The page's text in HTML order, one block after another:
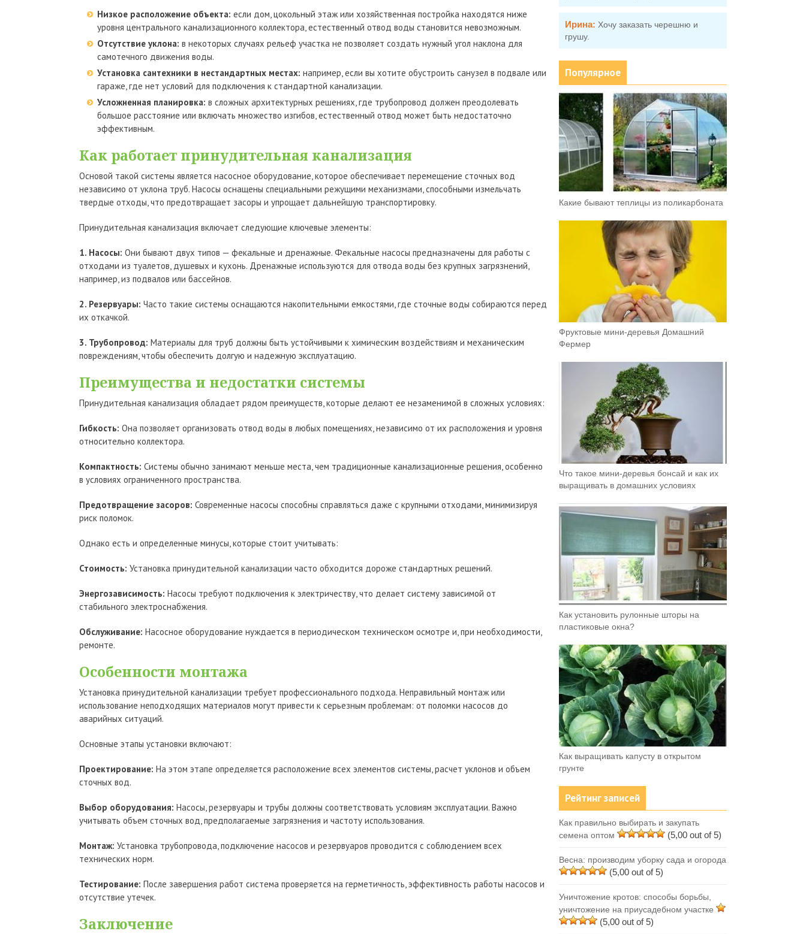
Низкое расположение объекта: если дом, цокольный этаж или хозяйственная постройка находятся ниже
уровня центрального канализационного коллектора, естественный отвод воды становится невозможным.
Отсутствие уклона: в некоторых случаях рельеф участка не позволяет создать нужный угол наклона для
самотечного движения воды.
Установка сантехники в нестандартных местах: например, если вы хотите обустроить санузел в подвале или
гараже, где нет условий для подключения к стандартной канализации.
Усложненная планировка: в сложных архитектурных решениях, где трубопровод должен преодолевать
большое расстояние или включать множество изгибов, естественный отвод может быть недостаточно
эффективным.
Как работает принудительная канализация
Основой такой системы является насосное оборудование, которое обеспечивает перемещение сточных вод
независимо от уклона труб. Насосы оснащены специальными режущими механизмами, способными измельчать
твердые отходы, что предотвращает засоры и упрощает дальнейшую транспортировку.
Принудительная канализация включает следующие ключевые элементы:
1. Насосы: Они бывают двух типов — фекальные и дренажные. Фекальные насосы предназначены для работы с
отходами из туалетов, душевых и кухонь. Дренажные используются для отвода воды без крупных загрязнений,
например, из подвалов или бассейнов.
2. Резервуары: Часто такие системы оснащаются накопительными емкостями, где сточные воды собираются перед
их откачкой.
3. Трубопровод: Материалы для труб должны быть устойчивыми к химическим воздействиям и механическим
повреждениям, чтобы обеспечить долгую и надежную эксплуатацию.
Преимущества и недостатки системы
Принудительная канализация обладает рядом преимуществ, которые делают ее незаменимой в сложных условиях:
Гибкость: Она позволяет организовать отвод воды в любых помещениях, независимо от их расположения и уровня
относительно коллектора.
Компактность: Системы обычно занимают меньше места, чем традиционные канализационные решения, особенно
в условиях ограниченного пространства.
Предотвращение засоров: Современные насосы способны справляться даже с крупными отходами, минимизируя
риск поломок.
Однако есть и определенные минусы, которые стоит учитывать:
Стоимость: Установка принудительной канализации часто обходится дороже стандартных решений.
Энергозависимость: Насосы требуют подключения к электричеству, что делает систему зависимой от
стабильного электроснабжения.
Обслуживание: Насосное оборудование нуждается в периодическом техническом осмотре и, при необходимости,
ремонте.
Особенности монтажа
Установка принудительной канализации требует профессионального подхода. Неправильный монтаж или
использование неподходящих материалов могут привести к серьезным проблемам: от поломки насосов до
аварийных ситуаций.
Основные этапы установки включают:
Проектирование: На этом этапе определяется расположение всех элементов системы, расчет уклонов и объем
сточных вод.
Выбор оборудования: Насосы, резервуары и трубы должны соответствовать условиям эксплуатации. Важно
учитывать объем сточных вод, предполагаемые загрязнения и частоту использования.
Монтаж: Установка трубопровода, подключение насосов и резервуаров проводится с соблюдением всех
технических норм.
Тестирование: После завершения работ система проверяется на герметичность, эффективность работы насосов и
отсутствие утечек.
Заключение
Ирина: Хочу заказать черешню и
грушу.
Популярное
Какие бывают теплицы из поликарбоната
Фруктовыe мини-деревья Домашний
Фермер
Что такое мини-деревья бонсай и как их
выращивать в домашних условиях
Как установить рулонные шторы на
пластиковые окна?
Как выращивать капусту в открытом
грунте
Рейтинг записей
Как правильно выбирать и закупать
семена оптом
(5,00 out of 5)
Весна: производим уборку сада и огорода
(5,00 out of 5)
Уничтожение кротов: способы борьбы,
уничтожение на приусадебном участке
(5,00 out of 5)